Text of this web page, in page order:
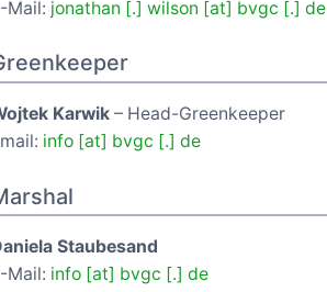
Mail: jonathan [.] wilson [at] bvgc [.] de
Karwik – Head-Greenkeeper
info [at] bvgc [.] de
Staubesand
Mail: info [at] bvgc [.] de